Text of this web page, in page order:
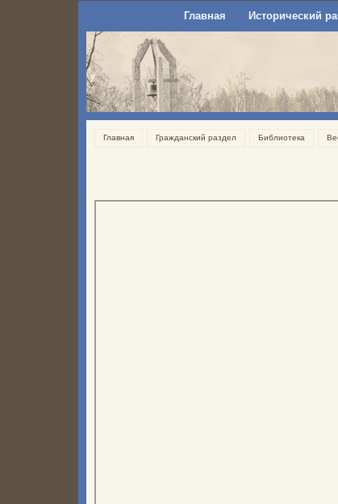
Главная Исторический
Главная Гражданский раздел Библиотека